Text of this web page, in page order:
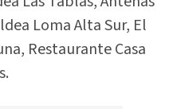
Loma Alta Sur, El
Restaurante Casa